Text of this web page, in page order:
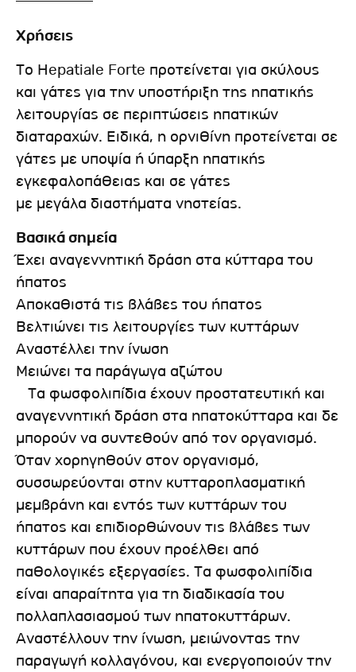
Χρήσεις
Το Hepatiale Forte προτείνεται για σκύλους
και γάτες για την υποστήριξη της ηπατικής
λειτουργίας σε περιπτώσεις ηπατικών
διαταραχών. Ειδικά, η ορνιθίνη προτείνεται σε
γάτες με υποψία ή ύπαρξη ηπατικής
εγκεφαλοπάθειας και σε γάτες
με μεγάλα διαστήματα νηστείας.
Bασικά σημεία
Έχει αναγεννητική δράση στα κύτταρα του
ήπατος
Αποκαθιστά τις βλάβες του ήπατος
Βελτιώνει τις λειτουργίες των κυττάρων
Αναστέλλει την ίνωση
Μειώνει τα παράγωγα αζώτου
Τα φωσφολιπίδια έχουν προστατευτική και
αναγεννητική δράση στα ηπατοκύτταρα και δε
μπορούν να συντεθούν από τον οργανισμό.
Όταν χορηγηθούν στον οργανισμό,
συσσωρεύονται στην κυτταροπλασματική
μεμβράνη και εντός των κυττάρων του
ήπατος και επιδιορθώνουν τις βλάβες των
κυττάρων που έχουν προέλθει από
παθολογικές εξεργασίες. Τα φωσφολιπίδια
είναι απαραίτητα για τη διαδικασία του
πολλαπλασιασμού των ηπατοκυττάρων.
Αναστέλλουν την ίνωση, μειώνοντας την
παραγωγή κολλαγόνου, και ενεργοποιούν την